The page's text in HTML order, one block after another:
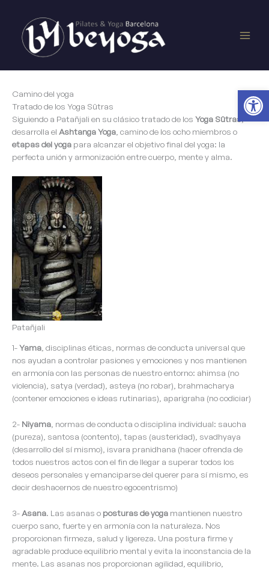
contenido
Camino del yoga
Tratado de los Yoga Sûtras
Siguiendo a Patañjali en su clásico tratado de los Yoga Sûtras
desarrolla el Ashtanga Yoga , camino de los ocho miembros o
etapas del yoga para alcanzar el objetivo final del yoga: la
perfecta unión y armonización entre cuerpo, mente y alma.
Patañjali
1-Yama , disciplinas éticas, normas de conducta universal que
nos ayudan a controlar pasiones y emociones y nos mantienen
en armonía con las personas de nuestro entorno: ahimsa (no
violencia), satya (verdad), asteya (no robar), brahmacharya
(contener emociones e ideas rutinarias), aparigraha (no codiciar)
2- Niyama , normas de conducta o disciplina individual: saucha
(pureza), santosa (contento), tapas (austeridad), svadhyaya
(desarrollo del sí mismo), isvara pranidhana (hacer ofrenda de
todos nuestros actos con el fin de llegar a superar todos los
deseos personales y emanciparse del querer para sí mismo, es
decir deshacernos de nuestro egocentrismo)
3- Asana. Las asanas o posturas de yoga mantienen nuestro
cuerpo sano, fuerte y en armonía con la naturaleza. Nos
proporcionan firmeza, salud y ligereza. Una postura firme y
agradable produce equilibrio mental y evita la inconstancia de la
mente. Las asanas nos proporcionan agilidad, equilibrio,